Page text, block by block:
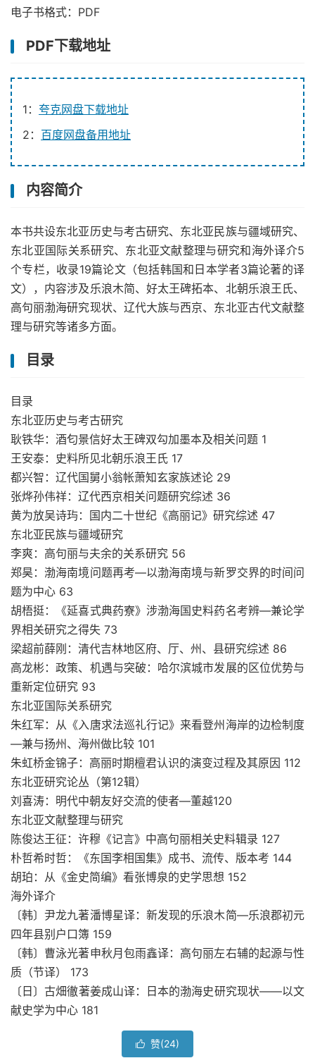
电子书格式：PDF
PDF下载地址
1： 夸克网盘下载地址
2： 百度网盘备用地址
内容简介
本书共设东北亚历史与考古研究、东北亚民族与疆域研究、
东北亚国际关系研究、东北亚文献整理与研究和海外译介5
个专栏，收录19篇论文（包括韩国和日本学者3篇论著的译
文），内容涉及乐浪木简、好太王碑拓本、北朝乐浪王氏、
高句丽渤海研究现状、辽代大族与西京、东北亚古代文献整
理与研究等诸多方面。
目录
目录
东北亚历史与考古研究
耿铁华：酒匂景信好太王碑双勾加墨本及相关问题 1
王安泰：史料所见北朝乐浪王氏 17
都兴智：辽代国舅小翁帐萧知玄家族述论 29
张烨孙伟祥：辽代西京相关问题研究综述 36
黄为放吴诗玙：国内二十世纪《高丽记》研究综述 47
东北亚民族与疆域研究
李爽：高句丽与夫余的关系研究 56
郑昊：渤海南境问题再考—以渤海南境与新罗交界的时间问
题为中心 63
胡梧挺：《延喜式典药寮》涉渤海国史料药名考辨—兼论学
界相关研究之得失 73
梁超前薛刚：清代吉林地区府、厅、州、县研究综述 86
高龙彬：政策、机遇与突破：哈尔滨城市发展的区位优势与
重新定位研究 93
东北亚国际关系研究
朱红军：从《入唐求法巡礼行记》来看登州海岸的边检制度
—兼与扬州、海州做比较 101
朱虹桥金锦子：高丽时期檀君认识的演变过程及其原因 112
东北亚研究论丛（第12辑）
刘喜涛：明代中朝友好交流的使者—董越120
东北亚文献整理与研究
陈俊达王征：许穆《记言》中高句丽相关史料辑录 127
朴哲希时哲：《东国李相国集》成书、流传、版本考 144
胡珀：从《金史简编》看张博泉的史学思想 152
海外译介
〔韩〕尹龙九著潘博星译：新发现的乐浪木简—乐浪郡初元
四年县别户口簿 159
〔韩〕曹泳光著申秋月包雨鑫译：高句丽左右辅的起源与性
质（节译） 173
〔日〕古畑徹著姜成山译：日本的渤海史研究现状——以文
献史学为中心 181
 赞(24)